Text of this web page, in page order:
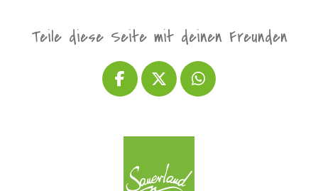
Teile diese Seite mit deinen Freunden